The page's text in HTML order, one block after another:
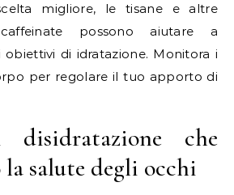
migliore, le tisane e altre
possono aiutare a
di idratazione. Monitora i
per regolare il tuo apporto di
disidratazione che
salute degli occhi